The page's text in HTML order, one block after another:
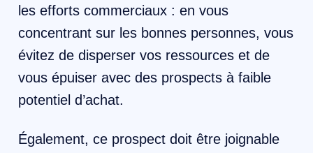
les efforts commerciaux : en vous
concentrant sur les bonnes personnes, vous
évitez de disperser vos ressources et de
vous épuiser avec des prospects à faible
potentiel d’achat.
Également, ce prospect doit être joignable